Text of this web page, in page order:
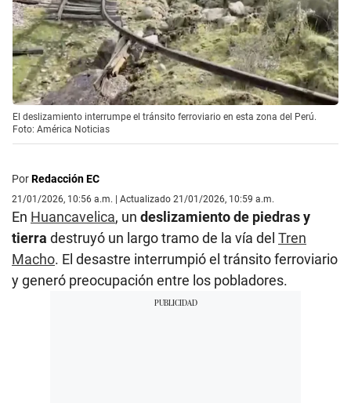
El deslizamiento interrumpe el tránsito ferroviario en esta zona del Perú.
Foto: América Noticias
PorRedacción EC
21/01/2026, 10:56 a.m. | Actualizado 21/01/2026, 10:59 a.m.
En Huancavelica, un deslizamiento de piedras y
tierra destruyó un largo tramo de la vía del Tren
Macho. El desastre interrumpió el tránsito ferroviario
y generó preocupación entre los pobladores.